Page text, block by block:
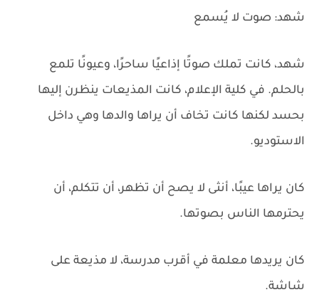
شهد: صوت لا يُسمع
شهد، كانت تملك صوتًا إذاعيًا ساحرًا، وعيونًا تلمع
بالحلم. في كلية الإعلام، كانت المذيعات ينظرن إليها
بحسد لكنها كانت تخاف أن يراها والدها وهي داخل
الاستوديو.
كان يراها عيبًا، أنثى لا يصح أن تظهر، أن تتكلم، أن
يحترمها الناس بصوتها.
كان يريدها معلمة في أقرب مدرسة، لا مذيعة على
شاشة.